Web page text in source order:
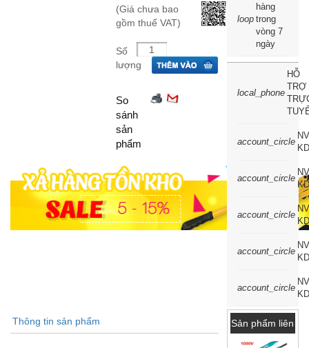
(Giá chưa bao
gồm thuế VAT)
Số
lượng
So
sánh
sản
phẩm
loop
hàng
trong
vòng 7
ngày
local_phone
HỖ
TRỢ
account_circle
account_circle
account_circle
account_circle
account_circle
Thông tin sản phẩm
Sản phẩm liên
quan